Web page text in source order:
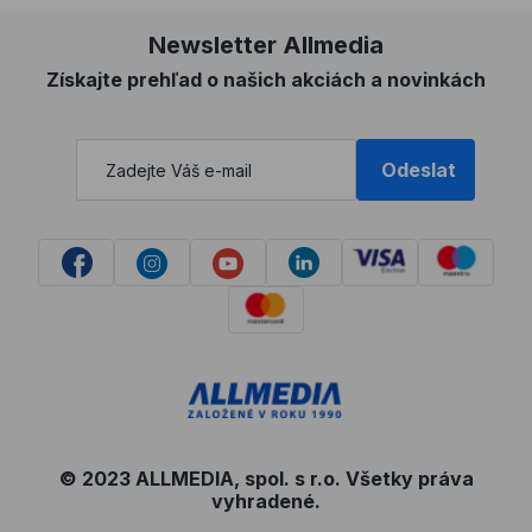
Newsletter Allmedia
Získajte prehľad o našich akciách a novinkách
Odeslat
© 2023 ALLMEDIA, spol. s r.o. Všetky práva
vyhradené.